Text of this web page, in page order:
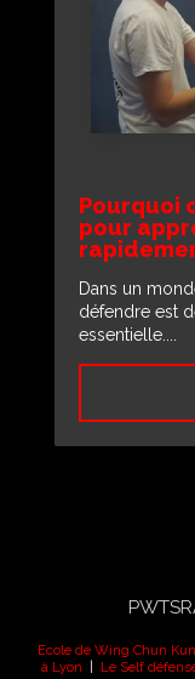
Pourquoi
pour
Dans un
défendre est
essentielle....
Ecole de Wing Chun
à Lyon
Le Self